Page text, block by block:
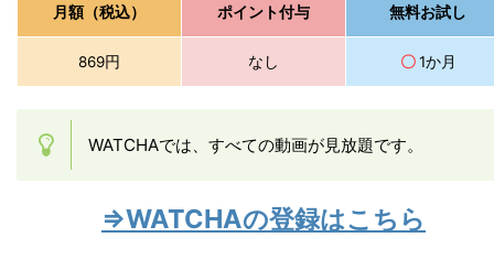
月額（税込） ポイント付与 無料お試し
869円 なし 〇1か月
WATCHAでは、すべての動画が見放題です。
⇒WATCHAの登録はこちら